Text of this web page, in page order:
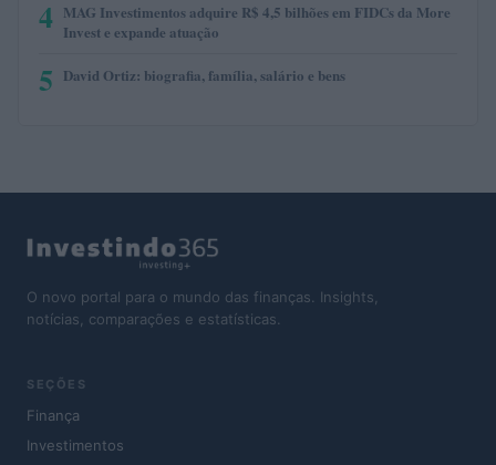
4 MAG Investimentos adquire R$ 4,5 bilhões em FIDCs da More
Invest e expande atuação
5 David Ortiz: biografia, família, salário e bens
O novo portal para o mundo das finanças. Insights,
notícias, comparações e estatísticas.
SEÇÕES
Finança
Investimentos